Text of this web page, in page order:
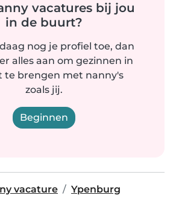
vacatures bij jou
in de buurt?
nog je profiel toe, dan
alles aan om gezinnen in
te brengen met nanny's
zoals jij.
Beginnen
vacature Ypenburg